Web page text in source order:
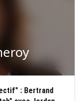
: Bertrand